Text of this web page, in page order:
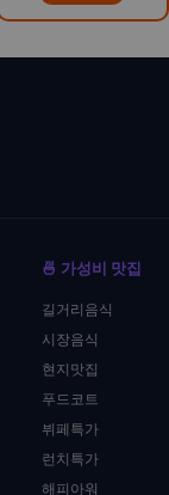
🍜 가성비 맛집
길거리음식
시장음식
현지맛집
푸드코트
뷔페특가
런치특가
해피아워